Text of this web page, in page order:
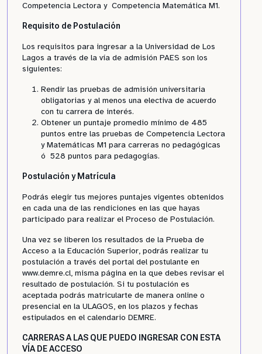
Competencia Lectora y Competencia Matemática M1.
Requisito de Postulación
Los requisitos para ingresar a la Universidad de Los
Lagos a través de la vía de admisión PAES son los
siguientes:
Rendir las pruebas de admisión universitaria
obligatorias y al menos una electiva de acuerdo
con tu carrera de interés.
Obtener un puntaje promedio mínimo de 485
puntos entre las pruebas de Competencia Lectora
y Matemáticas M1 para carreras no pedagógicas
ó 528 puntos para pedagogías.
Postulación y Matrícula
Podrás elegir tus mejores puntajes vigentes obtenidos
en cada una de las rendiciones en las que hayas
participado para realizar el Proceso de Postulación.
Una vez se liberen los resultados de la Prueba de
Acceso a la Educación Superior, podrás realizar tu
postulación a través del portal del postulante en
www.demre.cl, misma página en la que debes revisar el
resultado de postulación. Si tu postulación es
aceptada podrás matricularte de manera online o
presencial en la ULAGOS, en los plazos y fechas
estipulados en el calendario DEMRE.
CARRERAS A LAS QUE PUEDO INGRESAR CON ESTA
VÍA DE ACCESO